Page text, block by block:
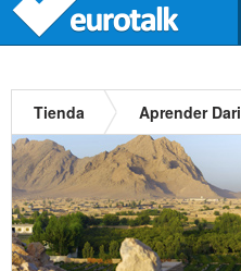
Tienda Aprender Dari